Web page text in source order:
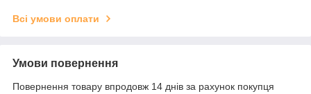
Всі умови оплати
Умови повернення
Повернення товару впродовж 14 днів за рахунок покупця